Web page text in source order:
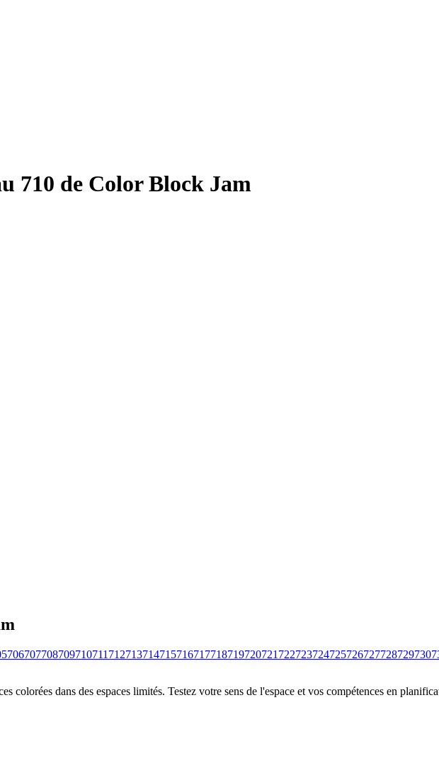
710 de Color Block Jam
706707708709710711 712713714715716717718719720721 722723724725726727728729730
colorées dans des espaces limités. Testez votre sens de l'espace et vos compétences en